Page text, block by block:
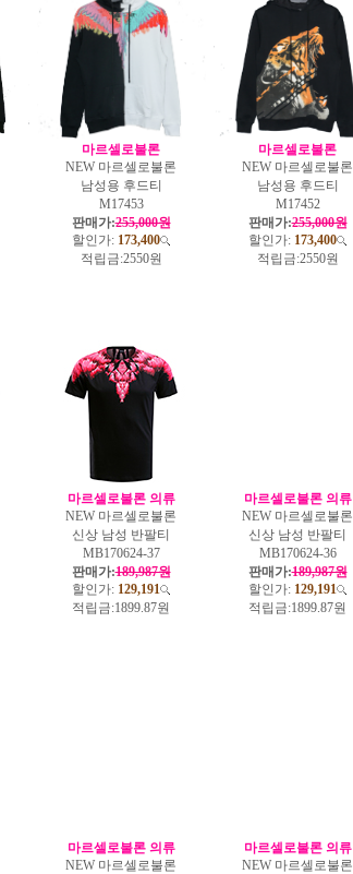
마르셀로불론
NEW 마르셀로불론
남성용 후드티
M17453
판매가:255,000원
할인가: 173,400
적립금:2550원
마르셀로불론
NEW 마르셀로불론
남성용 후드티
M17452
판매가:255,000원
할인가: 173,400
적립금:2550원
마르셀로불론 의류
NEW 마르셀로불론
신상 남성 반팔티
MB170624-37
판매가:189,987원
할인가: 129,191
적립금:1899.87원
마르셀로불론 의류
NEW 마르셀로불론
신상 남성 반팔티
MB170624-36
판매가:189,987원
할인가: 129,191
적립금:1899.87원
마르셀로불론 의류
NEW 마르셀로불론
마르셀로불론 의류
NEW 마르셀로불론